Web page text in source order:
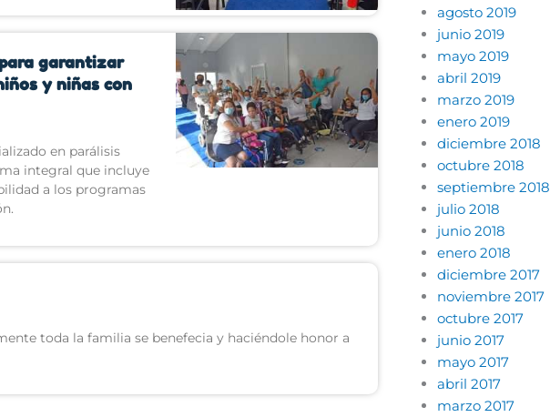
garantizar
y niñas con
en parálisis
integral que incluye
a los programas
toda la familia se benefecia y haciéndole honor a
agosto 2019
junio 2019
mayo 2019
abril 2019
marzo 2019
enero 2019
diciembre 2018
octubre 2018
septiembre 2018
julio 2018
junio 2018
enero 2018
diciembre 2017
noviembre 2017
octubre 2017
junio 2017
mayo 2017
abril 2017
marzo 2017